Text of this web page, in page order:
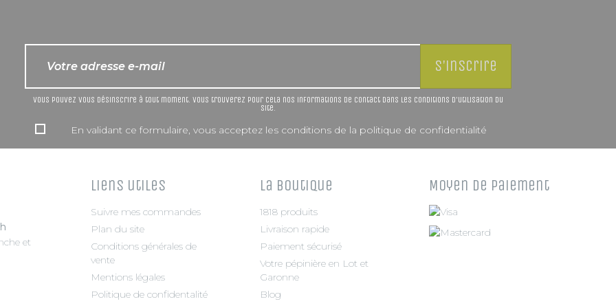
Vous pouvez vous désinscrire à tout moment. Vous trouverez pour cela nos informations de contact dans les conditions d'utilisation du
site.
En validant ce formulaire, vous acceptez les conditions de la politique de confidentialité
et
Liens utiles
Suivre mes commandes
Plan du site
Conditions générales de
vente
Mentions légales
Politique de confidentalité
La boutique
1818 produits
Livraison rapide
Paiement sécurisé
Votre pépinière en Lot et
Garonne
Blog
Moyen de paiement